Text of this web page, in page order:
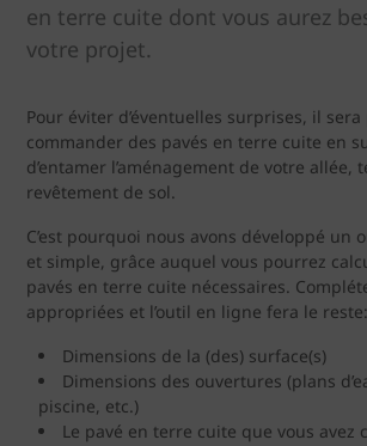
en terre cuite dont vous aurez
votre projet.
Pour éviter d’éventuelles surprises, il
commander des pavés en terre cuite en
d’entamer l’aménagement de votre allée,
revêtement de sol.
C’est pourquoi nous avons développé un
et simple, grâce auquel vous pourrez
pavés en terre cuite nécessaires.
appropriées et l’outil en ligne fera le reste:
Dimensions de la (des) surface(s)
Dimensions des ouvertures (plans
piscine, etc.)
Le pavé en terre cuite que vous avez